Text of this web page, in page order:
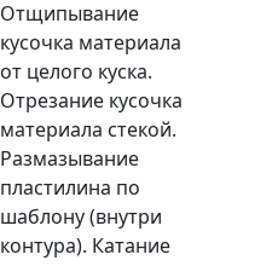
Отщипывание
кусочка материала
от целого куска.
Отрезание кусочка
материала стекой.
Размазывание
пластилина по
шаблону (внутри
контура). Катание